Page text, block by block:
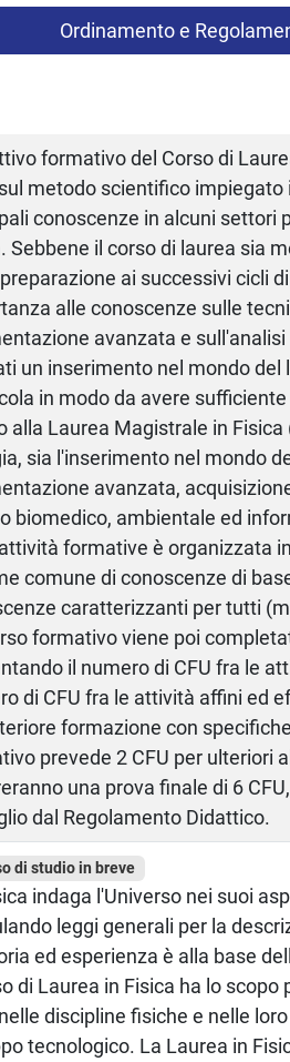
Ordinamento e
formativo del Corso di
metodo scientifico
conoscenze in alcuni settori
Sebbene il corso di laurea sia
ai successivi cicli
alle conoscenze sulle
avanzata e
un inserimento nel mondo
in modo da avere
alla Laurea Magistrale in
sia l'inserimento nel mondo
avanzata,
biomedico, ambientale ed
formative è organizzata
comune di conoscenze di
caratterizzanti per tutti
formativo viene poi
il numero di CFU fra le
di CFU fra le attività affini ed
formazione con
prevede 2 CFU per ulteriori
una prova finale di 6
dal Regolamento Didattico.
di studio in breve
indaga l'Universo nei suoi
leggi generali per la
ed esperienza è alla base
di Laurea in Fisica ha lo
discipline fisiche e nelle
tecnologico. La Laurea in